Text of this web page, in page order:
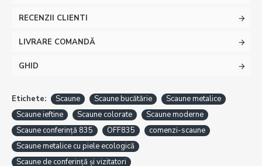
RECENZII CLIENTI
LIVRARE COMANDĂ
GHID
Etichete: Scaune Scaune bucătărie
Scaune metalice
Scaune ieftine
Scaune colorate
Scaune moderne
Scaune conferință 835
OFF835
comenzi-scaune
Scaune metalice cu piele ecologică
Scaune de conferință și vizitatori